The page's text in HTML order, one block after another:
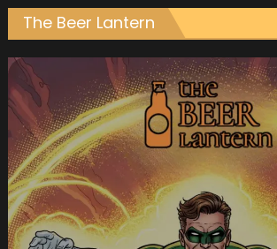
The Beer Lantern